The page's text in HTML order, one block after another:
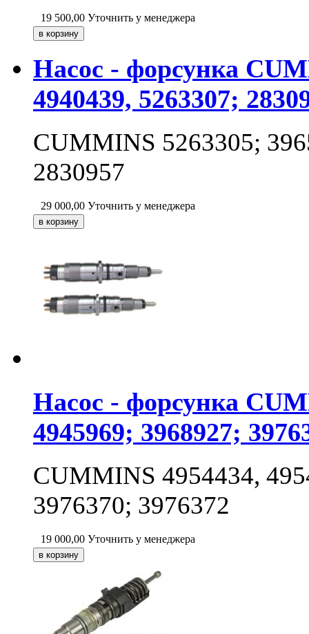
19 500,00 Уточнить у менеджера
Насос - форсунка
4940439, 5263307;
CUMMINS 5263305;
2830957
29 000,00 Уточнить у менеджера
Насос - форсунка
4945969; 3968927;
CUMMINS 4954434,
3976370; 3976372
19 000,00 Уточнить у менеджера